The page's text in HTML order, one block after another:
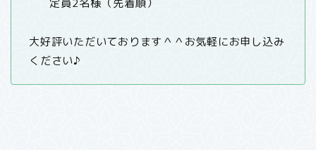
定員2名様（先着順）
大好評いただいております＾＾お気軽にお申し込み
ください♪